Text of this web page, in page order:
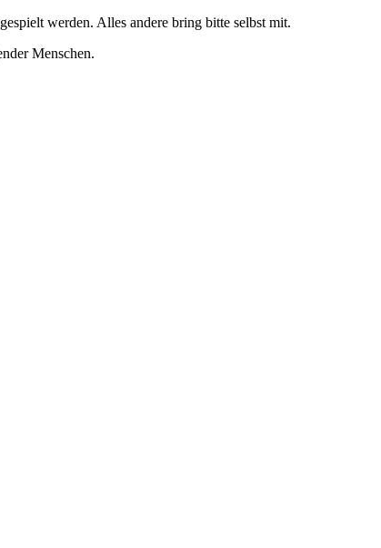
werden. Alles andere bring bitte selbst mit.
Menschen.